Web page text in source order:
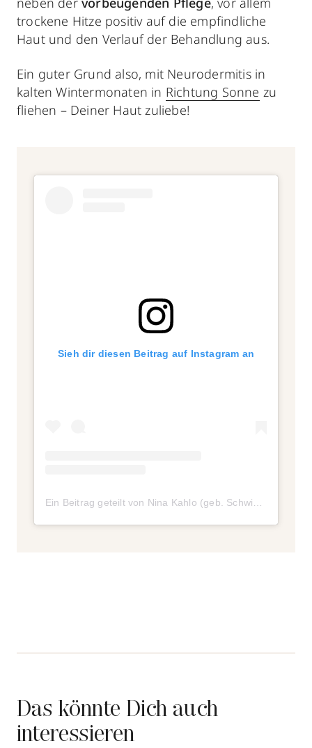
trockene Hitze positiv auf die empfindliche
Haut und den Verlauf der Behandlung aus.
Ein guter Grund also, mit Neurodermitis in
kalten Wintermonaten in Richtung Sonne zu
fliehen – Deiner Haut zuliebe!
Sieh dir diesen Beitrag auf Instagram an
Das könnte Dich auch
interessieren